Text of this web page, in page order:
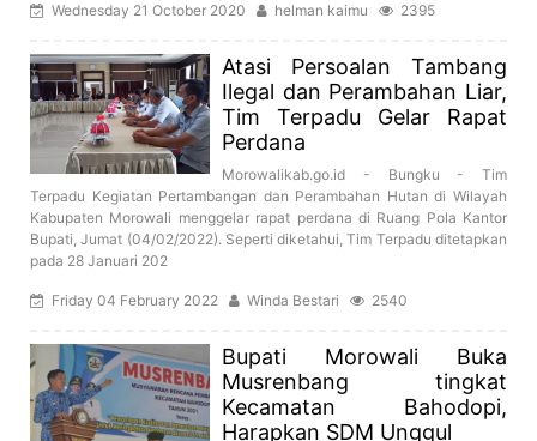
Wednesday 21 October 2020 helman kaimu 2395
Atasi Persoalan Tambang
Ilegal dan Perambahan Liar,
Tim Terpadu Gelar Rapat
Perdana
Morowalikab.go.id - Bungku - Tim
Terpadu Kegiatan Pertambangan dan Perambahan Hutan di Wilayah
Kabupaten Morowali menggelar rapat perdana di Ruang Pola Kantor
Bupati, Jumat (04/02/2022). Seperti diketahui, Tim Terpadu ditetapkan
pada 28 Januari 202
Friday 04 February 2022 Winda Bestari 2540
Bupati Morowali Buka
Musrenbang tingkat
Kecamatan Bahodopi,
Harapkan SDM Unggul